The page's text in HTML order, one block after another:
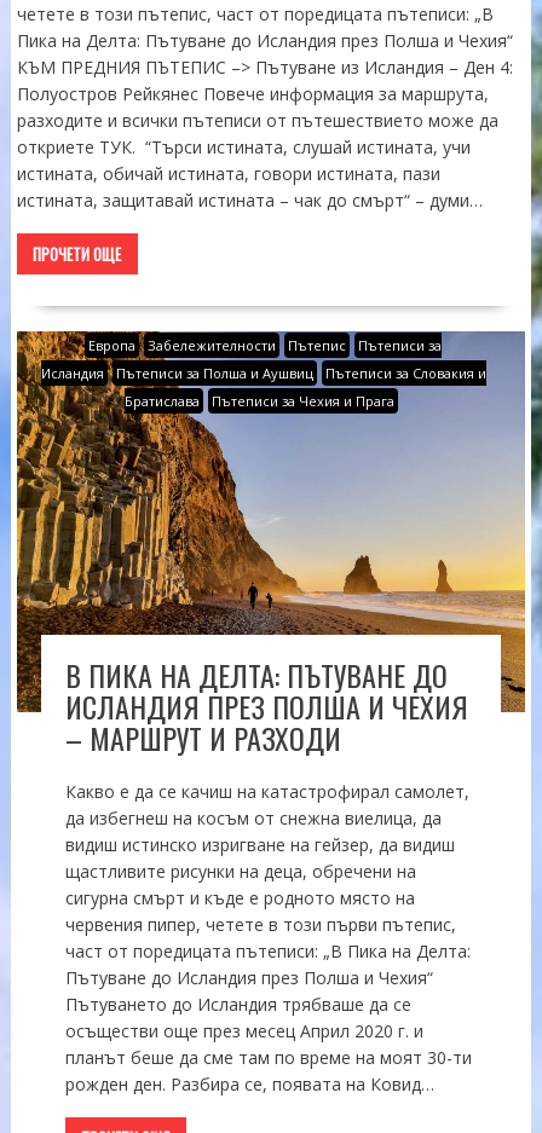
четете в този пътепис, част от поредицата пътеписи: „В
Пика на Делта: Пътуване до Исландия през Полша и Чехия“
КЪМ ПРЕДНИЯ ПЪТЕПИС –> Пътуване из Исландия – Ден 4:
Полуостров Рейкянес Повече информация за маршрута,
разходите и всички пътеписи от пътешествието може да
откриете ТУК. “Търси истината, слушай истината, учи
истината, обичай истината, говори истината, пази
истината, защитавай истината – чак до смърт“ – думи…
ПРОЧЕТИ ОЩЕ
Европа Забележителности Пътепис
Пътеписи за
Исландия
Пътеписи за Полша и Аушвиц
Пътеписи за Словакия и
Братислава
Пътеписи за Чехия и Прага
В ПИКА НА ДЕЛТА: ПЪТУВАНЕ ДО
ИСЛАНДИЯ ПРЕЗ ПОЛША И ЧЕХИЯ
– МАРШРУТ И РАЗХОДИ
Какво е да се качиш на катастрофирал самолет,
да избегнеш на косъм от снежна виелица, да
видиш истинско изригване на гейзер, да видиш
щастливите рисунки на деца, обречени на
сигурна смърт и къде е родното място на
червения пипер, четете в този първи пътепис,
част от поредицата пътеписи: „В Пика на Делта:
Пътуване до Исландия през Полша и Чехия“
Пътуването до Исландия трябваше да се
осъществи още през месец Април 2020 г. и
планът беше да сме там по време на моят 30-ти
рожден ден. Разбира се, появата на Ковид…